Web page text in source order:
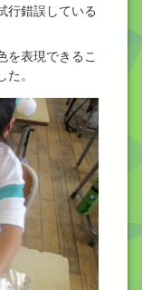
行錯誤している
を表現できるこ
。